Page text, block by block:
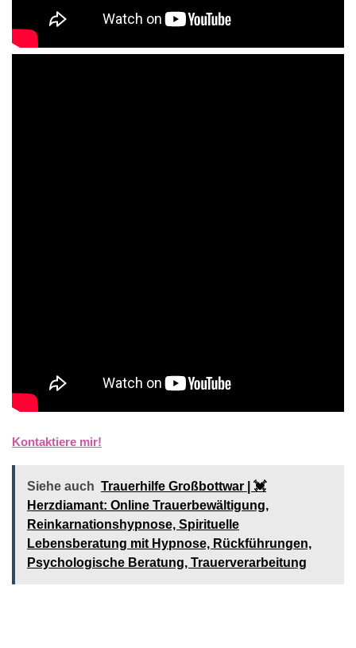
Kontaktiere mir!
Siehe auch Trauerhilfe Großbottwar | 💓️️
Herzdiamant: Online Trauerbewältigung,
Reinkarnationshypnose, Spirituelle
Lebensberatung mit Hypnose, Rückführungen,
Psychologische Beratung, Trauerverarbeitung